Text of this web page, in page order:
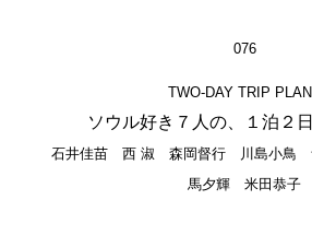
076
TWO-DAY TRIP
ソウル好き７人の、１泊２
石井佳苗 西 淑 森岡督行 川島小鳥
馬夕輝 米田恭子